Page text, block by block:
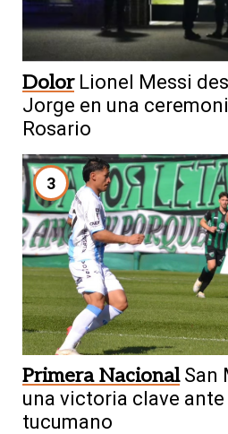
Dolor Lionel Messi
Jorge en una
Rosario
3
Primera Nacional San
una victoria clave ante
tucumano